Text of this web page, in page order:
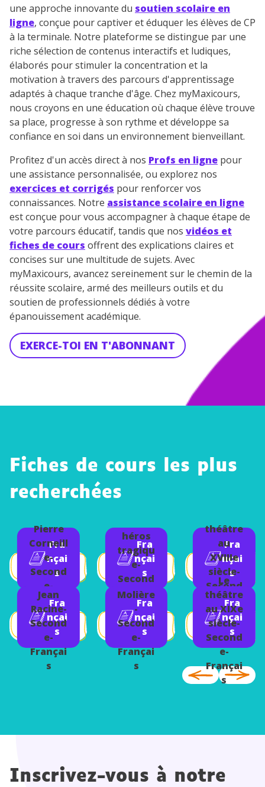
une approche innovante du soutien scolaire en
ligne, conçue pour captiver et éduquer les élèves de CP
à la terminale. Notre plateforme se distingue par une
riche sélection de contenus interactifs et ludiques,
élaborés pour stimuler la concentration et la
motivation à travers des parcours d'apprentissage
adaptés à chaque tranche d'âge. Chez myMaxicours,
nous croyons en une éducation où chaque élève trouve
sa place, progresse à son rythme et développe sa
confiance en soi dans un environnement bienveillant.
Profitez d'un accès direct à nos Profs en ligne pour
une assistance personnalisée, ou explorez nos
exercices et corrigés pour renforcer vos
connaissances. Notre assistance scolaire en ligne
est conçue pour vous accompagner à chaque étape de
votre parcours éducatif, tandis que nos vidéos et
fiches de cours offrent des explications claires et
concises sur une multitude de sujets. Avec
myMaxicours, avancez sereinement sur le chemin de la
réussite scolaire, armé des meilleurs outils et du
soutien de professionnels dédiés à votre
épanouissement académique.
EXERCE-TOI EN T'ABONNANT
Fiches de cours les plus
recherchées
Fra
nçai
s
Pierre
Corneill
e-
Second
e-
Françai
s
Fra
nçai
s
Jean
Racine-
Second
e-
Françai
s
Fra
nçai
s
héros
tragiqu
e-
Second
e-
Françai
s
Fra
nçai
s
Molière
-
Second
e-
Françai
s
Fra
nçai
s
théâtre
au
XVIIIe
siècle-
Second
e-
Françai
s
Fra
nçai
s
Le
théâtre
au XIXe
siècle-
Second
e-
Françai
s
Inscrivez-vous à notre